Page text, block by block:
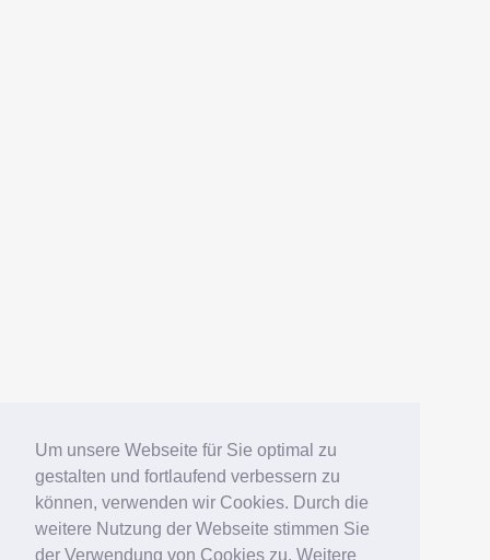
Um unsere Webseite für Sie optimal zu
gestalten und fortlaufend verbessern zu
können, verwenden wir Cookies. Durch die
weitere Nutzung der Webseite stimmen Sie
der Verwendung von Cookies zu. Weitere